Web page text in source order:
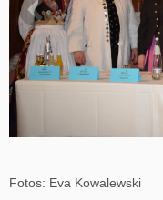
Fotos: Eva Kowalewski